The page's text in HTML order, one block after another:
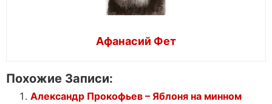
Афанасий Фет
Похожие Записи:
Александр Прокофьев – Яблоня на минном